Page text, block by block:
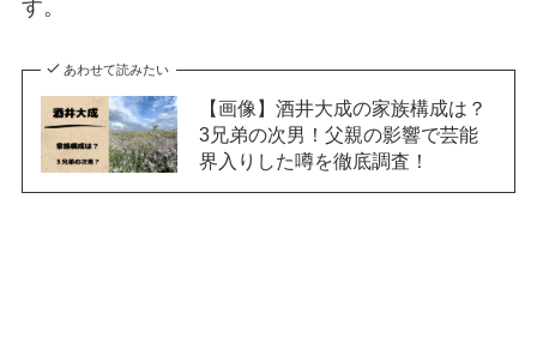
す。
あわせて読みたい
【画像】酒井大成の家族構成は？
3兄弟の次男！父親の影響で芸能
界入りした噂を徹底調査！